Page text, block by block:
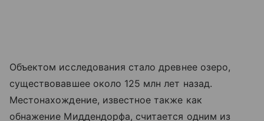
Объектом исследования стало древнее озеро,
существовавшее около 125 млн лет назад.
Местонахождение, известное также как
обнажение Миддендорфа, считается одним из